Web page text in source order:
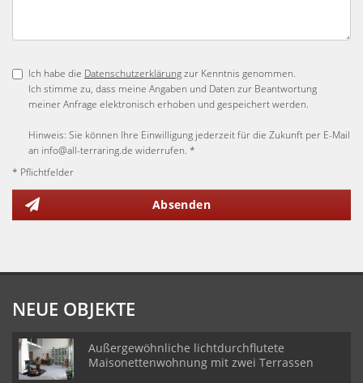
Ich habe die Datenschutzerklärungzur Kenntnis genommen.
Ich stimme zu, dass meine Angaben und Daten zur Beantwortung
meiner Anfrage elektronisch erhoben und gespeichert werden.
Hinweis: Sie können Ihre Einwilligung jederzeit für die Zukunft per E-Mail
an info@all-terraring.de widerrufen. *
* Pflichtfelder
Absenden
NEUE OBJEKTE
Außergewöhnliche lichtdurchflutete
Maisonettenwohnung mit zwei Terrassen